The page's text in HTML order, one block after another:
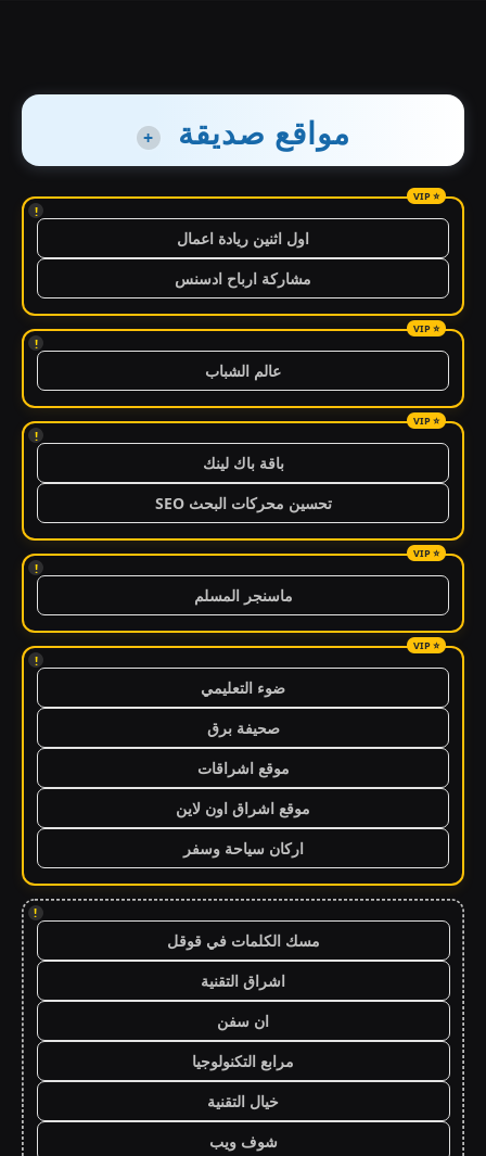
مواقع صديقة +
!
اول اثنين ريادة اعمال
مشاركة ارباح ادسنس
!
عالم الشباب
!
باقة باك لينك
تحسين محركات البحث SEO
!
ماسنجر المسلم
!
ضوء التعليمي
صحيفة برق
موقع اشراقات
موقع اشراق اون لاين
اركان سياحة وسفر
!
مسك الكلمات في قوقل
اشراق التقنية
ان سفن
مرابع التكنولوجيا
خيال التقنية
شوف ويب